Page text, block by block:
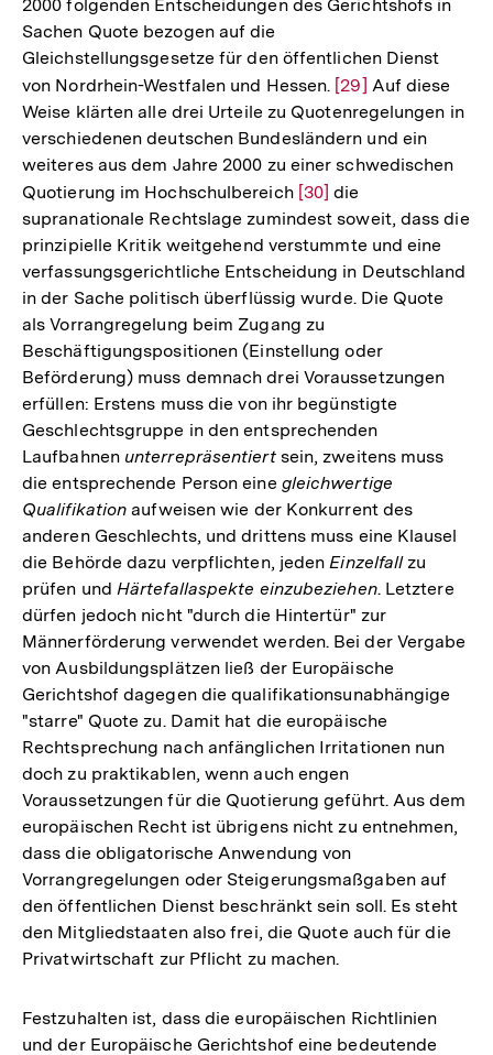
2000 folgenden Entscheidungen des Gerichtshofs in
Sachen Quote bezogen auf die
Gleichstellungsgesetze für den öffentlichen Dienst
von Nordrhein-Westfalen und Hessen. Zur
Auflösung
der
Fußnote
[29] Auf diese
Weise klärten alle drei Urteile zu Quotenregelungen in
verschiedenen deutschen Bundesländern und ein
weiteres aus dem Jahre 2000 zu einer schwedischen
Quotierung im Hochschulbereich Zur
Auflösung
der
Fußnote
[30] die
supranationale Rechtslage zumindest soweit, dass die
prinzipielle Kritik weitgehend verstummte und eine
verfassungsgerichtliche Entscheidung in Deutschland
in der Sache politisch überflüssig wurde. Die Quote
als Vorrangregelung beim Zugang zu
Beschäftigungspositionen (Einstellung oder
Beförderung) muss demnach drei Voraussetzungen
erfüllen: Erstens muss die von ihr begünstigte
Geschlechtsgruppe in den entsprechenden
Laufbahnen unterrepräsentiertsein, zweitens muss
die entsprechende Person eine gleichwertige
Qualifikation aufweisen wie der Konkurrent des
anderen Geschlechts, und drittens muss eine Klausel
die Behörde dazu verpflichten, jeden Einzelfallzu
prüfen und Härtefallaspekte einzubeziehen. Letztere
dürfen jedoch nicht "durch die Hintertür" zur
Männerförderung verwendet werden. Bei der Vergabe
von Ausbildungsplätzen ließ der Europäische
Gerichtshof dagegen die qualifikationsunabhängige
"starre" Quote zu. Damit hat die europäische
Rechtsprechung nach anfänglichen Irritationen nun
doch zu praktikablen, wenn auch engen
Voraussetzungen für die Quotierung geführt. Aus dem
europäischen Recht ist übrigens nicht zu entnehmen,
dass die obligatorische Anwendung von
Vorrangregelungen oder Steigerungsmaßgaben auf
den öffentlichen Dienst beschränkt sein soll. Es steht
den Mitgliedstaaten also frei, die Quote auch für die
Privatwirtschaft zur Pflicht zu machen.
Festzuhalten ist, dass die europäischen Richtlinien
und der Europäische Gerichtshof eine bedeutende